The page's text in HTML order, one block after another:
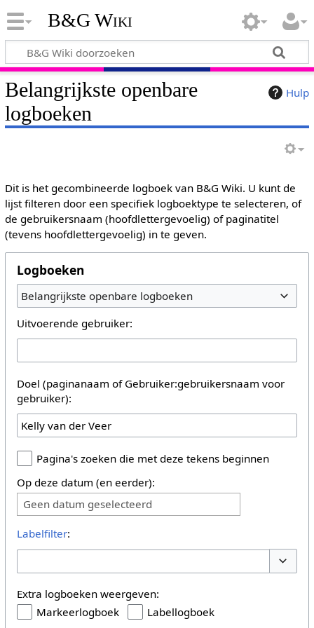
B&G Wiki
Hulp
Belangrijkste openbare
logboeken
Dit is het gecombineerde logboek van B&G Wiki. U kunt de
lijst filteren door een specifiek logboektype te selecteren, of
de gebruikersnaam (hoofdlettergevoelig) of paginatitel
(tevens hoofdlettergevoelig) in te geven.
Logboeken
Belangrijkste openbare logboeken
Uitvoerende gebruiker:
Doel (paginanaam of Gebruiker:gebruikersnaam voor
gebruiker):
Pagina's zoeken die met deze tekens beginnen
Op deze datum (en eerder):
Geen datum geselecteerd
Labelfilter:
Extra logboeken weergeven:
Markeerlogboek
Labellogboek